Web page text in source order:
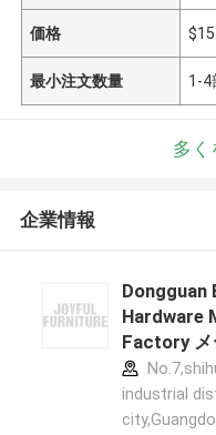
価格
最小注文数量 1-4
多く
企業情報
Dongguan
Hardware
Factory メ
ル
industrial